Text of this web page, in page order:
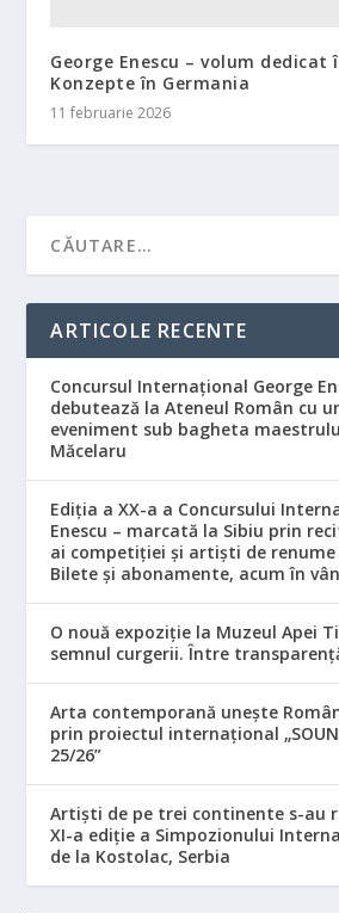
George Enescu – volum dedicat
Konzepte în Germania
11 februarie 2026
ARTICOLE RECENTE
Concursul Internațional George
debutează la Ateneul Român cu
eveniment sub bagheta
Măcelaru
Ediția a XX-a a Concursului
Enescu – marcată la Sibiu prin
ai competiției și artiști de
Bilete și abonamente, acum în
O nouă expoziție la Muzeul Apei
semnul curgerii. Între
Arta contemporană unește
prin proiectul internațional
25/26”
Artiști de pe trei continente s-au
XI-a ediție a Simpozionului
de la Kostolac, Serbia